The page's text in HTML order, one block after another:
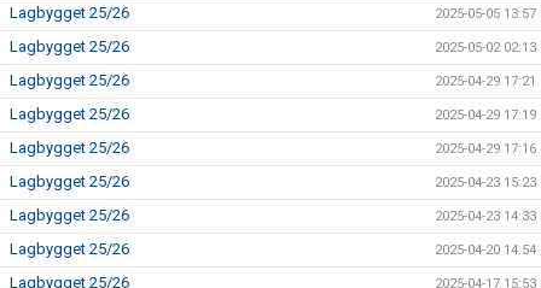
Lagbygget 25/26 2025-05-05 13:57
Lagbygget 25/26 2025-05-02 02:13
Lagbygget 25/26 2025-04-29 17:21
Lagbygget 25/26 2025-04-29 17:19
Lagbygget 25/26 2025-04-29 17:16
Lagbygget 25/26 2025-04-23 15:23
Lagbygget 25/26 2025-04-23 14:33
Lagbygget 25/26 2025-04-20 14:54
Lagbygget 25/26 2025-04-17 15:53